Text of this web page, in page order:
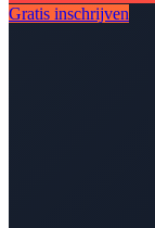
Gratis inschrijven